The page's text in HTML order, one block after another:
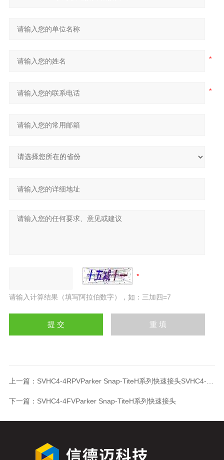
请输入计算结果（填写阿拉伯数字），如：三加四=7
上一篇： SVHC4-4RPVParker Snap-TiteH系列快速接头SVHC4-4RPV
下一篇： SVHC4-4FVParker Snap-TiteH系列快速接头